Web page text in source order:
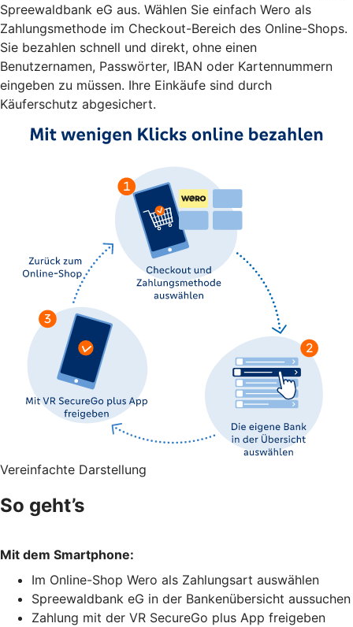
Spreewaldbank eG aus. Wählen Sie einfach Wero als
Zahlungsmethode im Checkout-Bereich des Online-Shops.
Sie bezahlen schnell und direkt, ohne einen
Benutzernamen, Passwörter, IBAN oder Kartennummern
eingeben zu müssen. Ihre Einkäufe sind durch
Käuferschutz abgesichert.
Vereinfachte Darstellung
So geht’s
Mit dem Smartphone:
Im Online-Shop Wero als Zahlungsart auswählen
Spreewaldbank eG in der Bankenübersicht aussuchen
Zahlung mit der VR SecureGo plus App freigeben